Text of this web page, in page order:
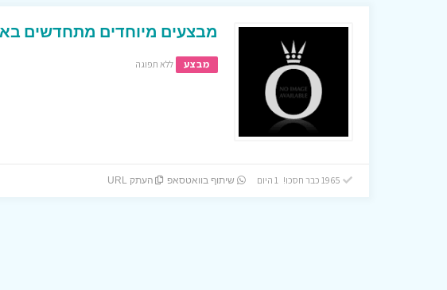
מבצעים מיוחדים מתחדשים
מבצע ללא תפוגה
שיתוף בוואטסאפ העתק URL